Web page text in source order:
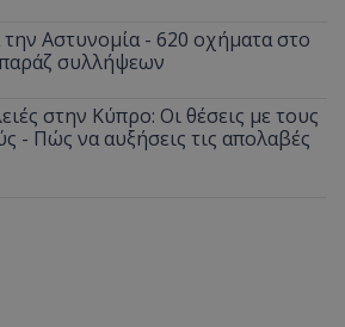
Αστυνομία - 620 οχήματα στο
συλλήψεων
στην Κύπρο: Οι θέσεις με τους
- Πώς να αυξήσεις τις απολαβές